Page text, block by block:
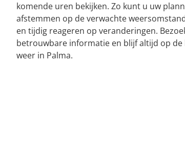
komende uren bekijken. Zo kunt u uw
afstemmen op de verwachte
en tijdig reageren op veranderingen.
betrouwbare informatie en blijf altijd op de
weer in Palma.